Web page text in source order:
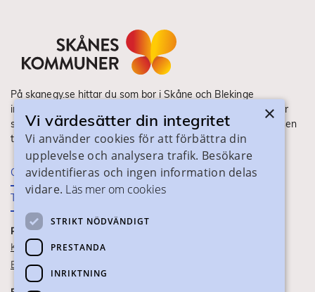
På skanegy.se hittar du som bor i Skåne och Blekinge
information om ditt gymnasieval. Här ser du vilka utbildningar
som finns och hur ansökan och antagning går till. Webbplatsen
tillhandahålls av Skånes Kommuner.
Om webbplatsen
Tillgänglighet
PRAKTISK INFORMATION
Kontaktuppgifter
Blanketter
×
Vi värdesätter din integritet
Vi använder cookies för att förbättra din
upplevelse och analysera trafik. Besökare
avidentifieras och ingen information delas
vidare. Läs mer om cookies
STRIKT NÖDVÄNDIGT
PRESTANDA
INRIKTNING